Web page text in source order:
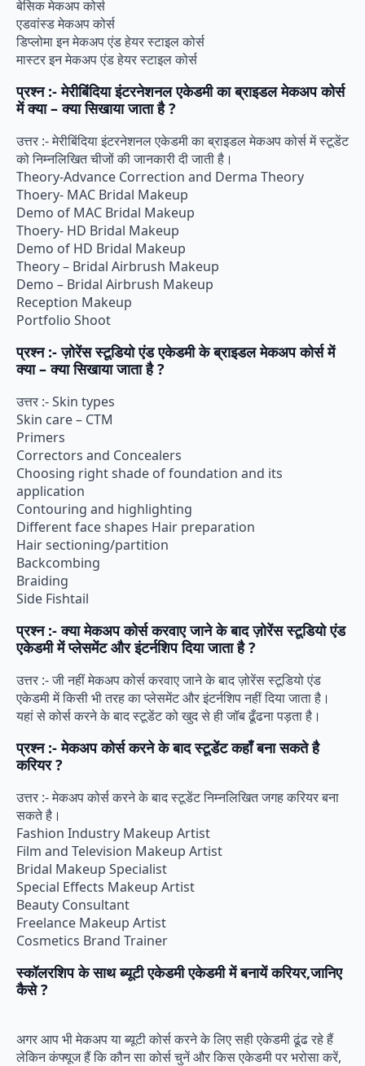
बेसिक मेकअप कोर्स
एडवांस्ड मेकअप कोर्स
डिप्लोमा इन मेकअप एंड हेयर स्टाइल कोर्स
मास्टर इन मेकअप एंड हेयर स्टाइल कोर्स
प्रश्न :- मेरीबिंदिया इंटरनेशनल एकेडमी का ब्राइडल मेकअप कोर्स
में क्या – क्या सिखाया जाता है ?
उत्तर :- मेरीबिंदिया इंटरनेशनल एकेडमी का ब्राइडल मेकअप कोर्स में स्टूडेंट
को निम्नलिखित चीजों की जानकारी दी जाती है।
Theory-Advance Correction and Derma Theory
Thoery- MAC Bridal Makeup
Demo of MAC Bridal Makeup
Thoery- HD Bridal Makeup
Demo of HD Bridal Makeup
Theory – Bridal Airbrush Makeup
Demo – Bridal Airbrush Makeup
Reception Makeup
Portfolio Shoot
प्रश्न :- ज़ोरेंस स्टूडियो एंड एकेडमी के ब्राइडल मेकअप कोर्स में
क्या – क्या सिखाया जाता है ?
उत्तर :- Skin types
Skin care – CTM
Primers
Correctors and Concealers
Choosing right shade of foundation and its
application
Contouring and highlighting
Different face shapes Hair preparation
Hair sectioning/partition
Backcombing
Braiding
Side Fishtail
प्रश्न :- क्या मेकअप कोर्स करवाए जाने के बाद ज़ोरेंस स्टूडियो एंड
एकेडमी में प्लेसमेंट और इंटर्नशिप दिया जाता है ?
उत्तर :- जी नहीं मेकअप कोर्स करवाए जाने के बाद ज़ोरेंस स्टूडियो एंड
एकेडमी में किसी भी तरह का प्लेसमेंट और इंटर्नशिप नहीं दिया जाता है।
यहां से कोर्स करने के बाद स्टूडेंट को खुद से ही जॉब ढूँढना पड़ता है।
प्रश्न :- मेकअप कोर्स करने के बाद स्टूडेंट कहाँ बना सकते है
करियर ?
उत्तर :- मेकअप कोर्स करने के बाद स्टूडेंट निम्नलिखित जगह करियर बना
सकते है।
Fashion Industry Makeup Artist
Film and Television Makeup Artist
Bridal Makeup Specialist
Special Effects Makeup Artist
Beauty Consultant
Freelance Makeup Artist
Cosmetics Brand Trainer
स्कॉलरशिप के साथ ब्यूटी एकेडमी एकेडमी में बनायें करियर,जानिए
कैसे ?
अगर आप भी मेकअप या ब्यूटी कोर्स करने के लिए सही एकेडमी ढूंढ रहे हैं
लेकिन कंफ्यूज हैं कि कौन सा कोर्स चुनें और किस एकेडमी पर भरोसा करें,